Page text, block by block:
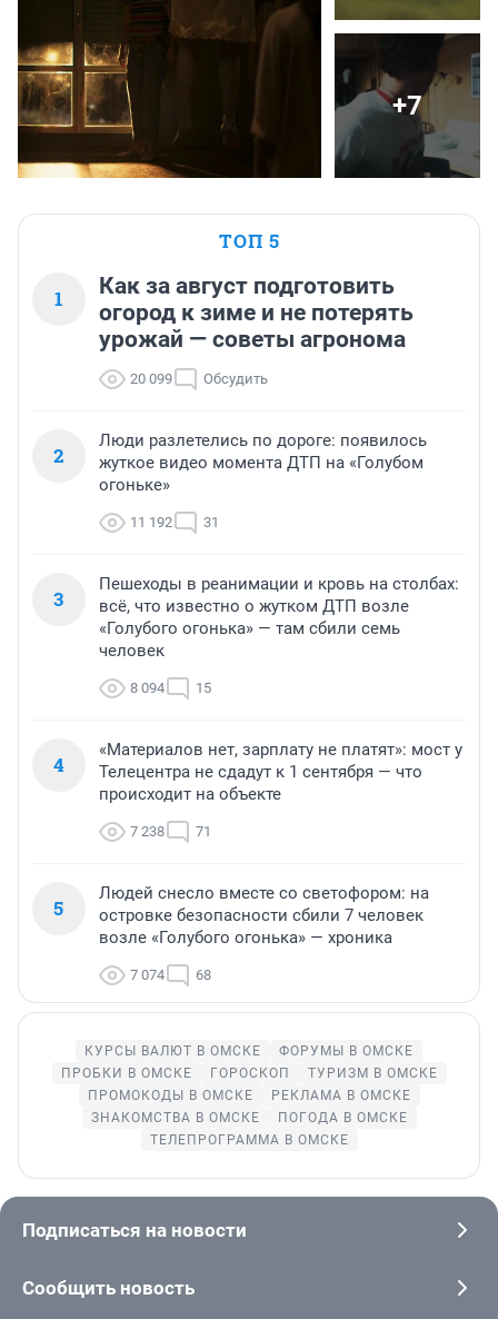
+7
ТОП 5
1
Как за август подготовить
огород к зиме и не потерять
урожай — советы агронома
20 099 Обсудить
2
Люди разлетелись по дороге: появилось
жуткое видео момента ДТП на «Голубом
огоньке»
11 192 31
3
Пешеходы в реанимации и кровь на столбах:
всё, что известно о жутком ДТП возле
«Голубого огонька» — там сбили семь
человек
8 094 15
4
«Материалов нет, зарплату не платят»: мост у
Телецентра не сдадут к 1 сентября — что
происходит на объекте
7 238 71
5
Людей снесло вместе со светофором: на
островке безопасности сбили 7 человек
возле «Голубого огонька» — хроника
7 074 68
КУРСЫ ВАЛЮТ В ОМСКЕ
ФОРУМЫ В ОМСКЕ
ПРОБКИ В ОМСКЕ
ГОРОСКОП
ТУРИЗМ В ОМСКЕ
ПРОМОКОДЫ В ОМСКЕ
РЕКЛАМА В ОМСКЕ
ЗНАКОМСТВА В ОМСКЕ
ПОГОДА В ОМСКЕ
ТЕЛЕПРОГРАММА В ОМСКЕ
Подписаться на новости
Сообщить новость